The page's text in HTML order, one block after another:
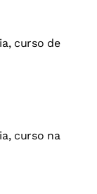
curso de
curso na